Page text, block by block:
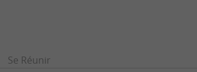
Se Réunir